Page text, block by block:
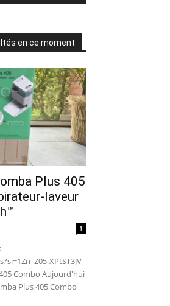
Solaire
? Test
: le meilleur
sans fil ? Mon
DXP4800 Pro :
trembler
?! (Test
: le robot
jardin tout
Mini : j'ai testé
m'a bluffé !
en ce moment
Plus 405
laveur
1
XPtST3JV
Combo Aujourd'hui
Plus 405 Combo